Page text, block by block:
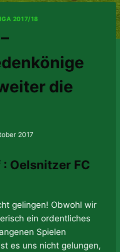
2017/18
die
2017
Oelsnitzer FC
gelingen! Obwohl wir
ein ordentliches
Spielen
es uns nicht gelungen,